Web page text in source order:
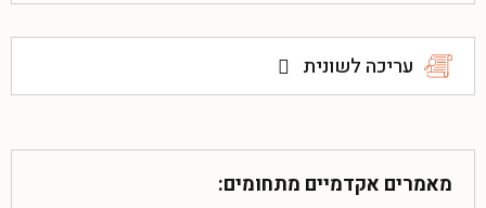
עריכה לשונית
מאמרים אקדמיים מתחומים: